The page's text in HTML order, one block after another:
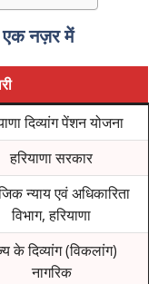
एक नज़र में
दिव्यांग पेंशन योजना
हरियाणा सरकार
न्याय एवं अधिकारिता
विभाग, हरियाणा
के दिव्यांग (विकलांग)
नागरिक